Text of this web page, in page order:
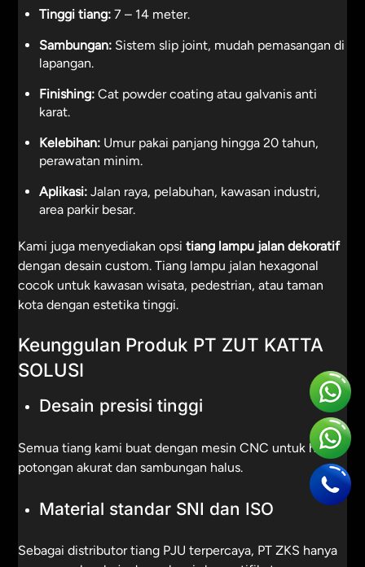
Tinggi tiang: 7 – 14 meter.
Sambungan: Sistem slip joint, mudah pemasangan di
lapangan.
Finishing: Cat powder coating atau galvanis anti
karat.
Kelebihan: Umur pakai panjang hingga 20 tahun,
perawatan minim.
Aplikasi: Jalan raya, pelabuhan, kawasan industri,
area parkir besar.
Kami juga menyediakan opsitiang lampu jalan dekoratif
dengan desain custom. Tiang lampu jalan hexagonal
cocok untuk kawasan wisata, pedestrian, atau taman
kota dengan estetika tinggi.
Keunggulan Produk PT ZUT KATTA
SOLUSI
Desain presisi tinggi
Semua tiang kami buat dengan mesin CNC untuk hasil
potongan akurat dan sambungan halus.
Material standar SNI dan ISO
Sebagai distributor tiang PJU terpercaya, PT ZKS hanya